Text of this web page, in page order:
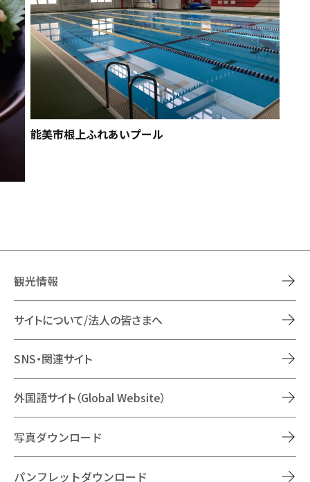
能美市根上ふれあいプール
観光情報
サイトについて/法人の皆さまへ
SNS・関連サイト
外国語サイト（Global Website）
写真ダウンロード
パンフレットダウンロード